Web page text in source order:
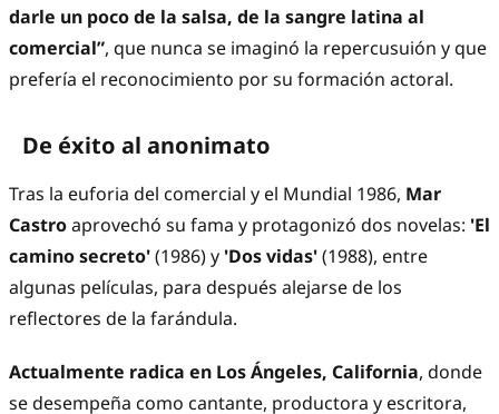
darle un poco de la salsa, de la sangre latina al
comercial”, que nunca se imaginó la repercusuión y que
prefería el reconocimiento por su formación actoral.
De éxito al anonimato
Tras la euforia del comercial y el Mundial 1986, Mar
Castroaprovechó su fama y protagonizó dos novelas: 'El
camino secreto'(1986) y 'Dos vidas'(1988), entre
algunas películas, para después alejarse de los
reflectores de la farándula.
Actualmente radica en Los Ángeles, California, donde
se desempeña como cantante, productora y escritora,